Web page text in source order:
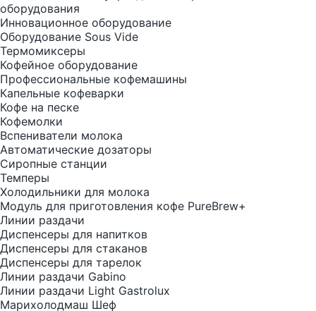
оборудования
Инновационное оборудование
Оборудование Sous Vide
Термомиксеры
Кофейное оборудование
Профессиональные кофемашины
Капельные кофеварки
Кофе на песке
Кофемолки
Вспениватели молока
Автоматические дозаторы
Сиропные станции
Темперы
Холодильники для молока
Модуль для приготовления кофе PureBrew+
Линии раздачи
Диспенсеры для напитков
Диспенсеры для стаканов
Диспенсеры для тарелок
Линии раздачи Gabino
Линии раздачи Light Gastrolux
Марихолодмаш Шеф